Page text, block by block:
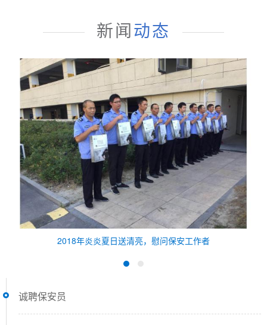
新闻动态
2018年炎炎夏日送清亮，慰问保安工作者
诚聘保安员